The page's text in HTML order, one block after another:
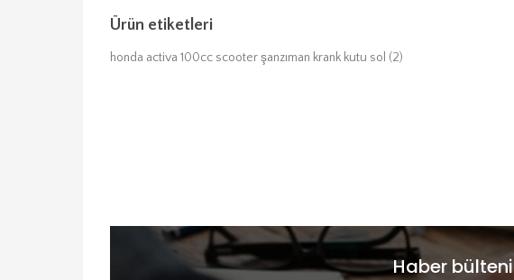
Ürün etiketleri
honda activa 100cc scooter şanzıman krank kutu sol (2)
Haber bülteni